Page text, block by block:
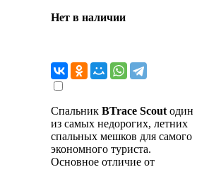
Нет в наличии
Спальник BTrace Scout один
из самых недорогих, летних
спальных мешков для самого
экономного туриста.
Основное отличие от